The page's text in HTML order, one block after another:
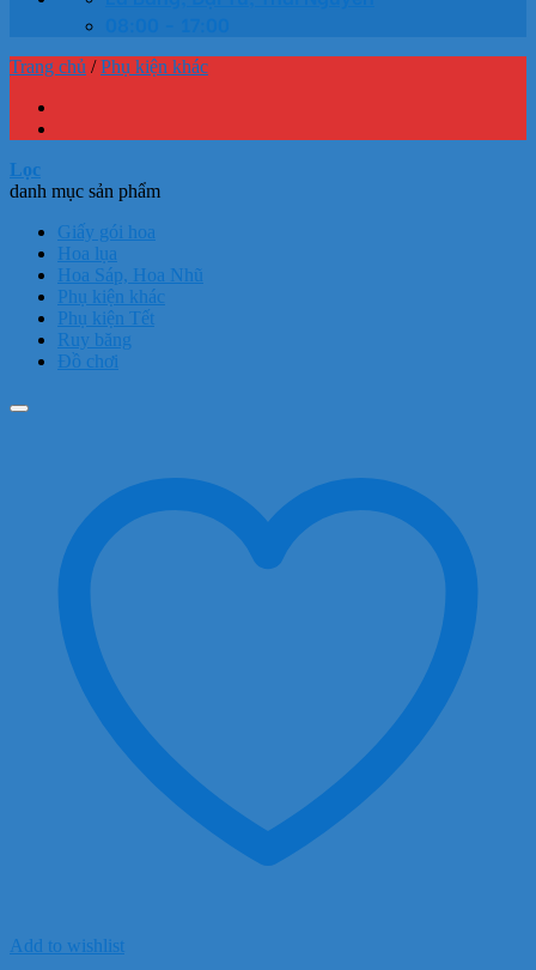
Trang chủ / Phụ kiện khác
Lọc
danh mục sản phẩm
Giấy gói hoa
Hoa lụa
Hoa Sáp, Hoa Nhũ
Phụ kiện khác
Phụ kiện Tết
Ruy băng
Đồ chơi
Add to wishlist